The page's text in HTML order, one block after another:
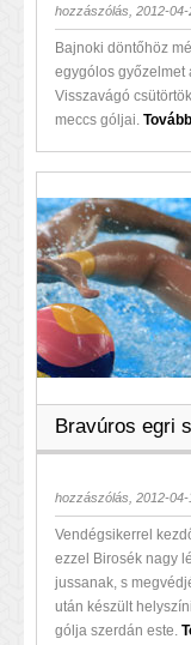
hozzászólás, 2012-04-
Bajnoki döntőhöz
egygólos győzelmet
Visszavágó
meccs góljai.
Bravúros egri
hozzászólás, 2012-04-
Vendégsikerrel
ezzel Birosék nagy
jussanak, s
után készült
gólja szerdán este.